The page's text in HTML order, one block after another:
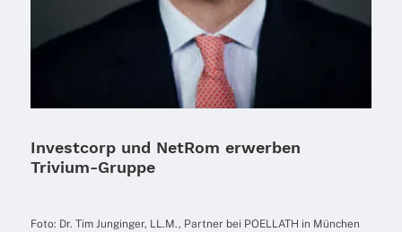
Investcorp und NetRom erwerben
Trivium-Gruppe
Foto: Dr. Tim Jung­in­ger, LL.M., Part­ner bei POELLATH in München